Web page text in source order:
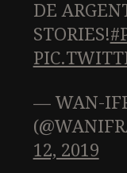
DE
STORIES!
— WAN-
12, 2019